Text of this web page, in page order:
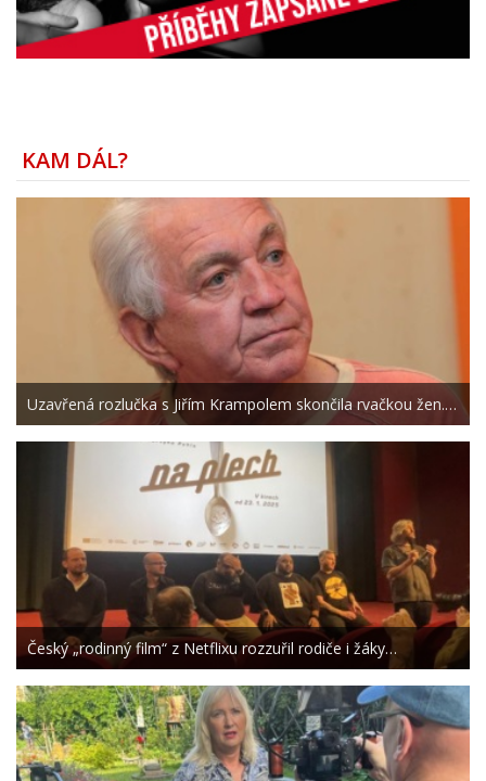
KAM DÁL?
Uzavřená rozlučka s Jiřím Krampolem skončila rvačkou žen.…
Český „rodinný film“ z Netflixu rozzuřil rodiče i žáky…